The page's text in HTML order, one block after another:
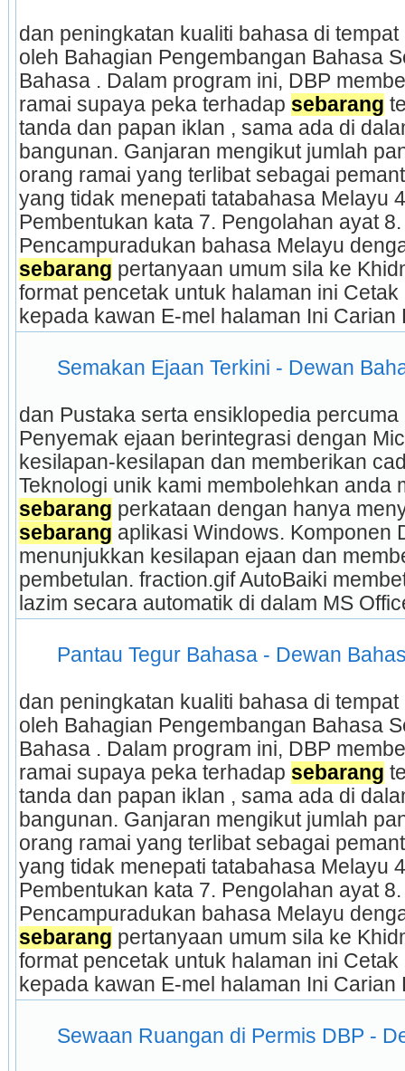
dan peningkatan kualiti bahasa di
oleh Bahagian Pengembangan Bahasa
Bahasa . Dalam program ini, DBP
ramai supaya peka terhadap sebarang
tanda dan papan iklan , sama ada di
bangunan. Ganjaran mengikut jumlah
orang ramai yang terlibat sebagai
yang tidak menepati tatabahasa Melayu
Pembentukan kata 7. Pengolahan ayat
sebarang pertanyaan umum sila ke
format pencetak untuk halaman ini
kepada kawan E-mel halaman Ini
Semakan Ejaan Terkini - Dewan
dan Pustaka serta ensiklopedia
Penyemak ejaan berintegrasi dengan
kesilapan-kesilapan dan memberikan
sebarang
sebarang aplikasi Windows. Komponen
menunjukkan kesilapan ejaan dan
pembetulan. fraction.gif AutoBaiki
lazim secara automatik di dalam MS
Pantau Tegur Bahasa - Dewan
dan peningkatan kualiti bahasa di
oleh Bahagian Pengembangan Bahasa
Bahasa . Dalam program ini, DBP
ramai supaya peka terhadap sebarang
tanda dan papan iklan , sama ada di
bangunan. Ganjaran mengikut jumlah
orang ramai yang terlibat sebagai
yang tidak menepati tatabahasa Melayu
Pembentukan kata 7. Pengolahan ayat
sebarang pertanyaan umum sila ke
format pencetak untuk halaman ini
kepada kawan E-mel halaman Ini
Sewaan Ruangan di Permis DBP -